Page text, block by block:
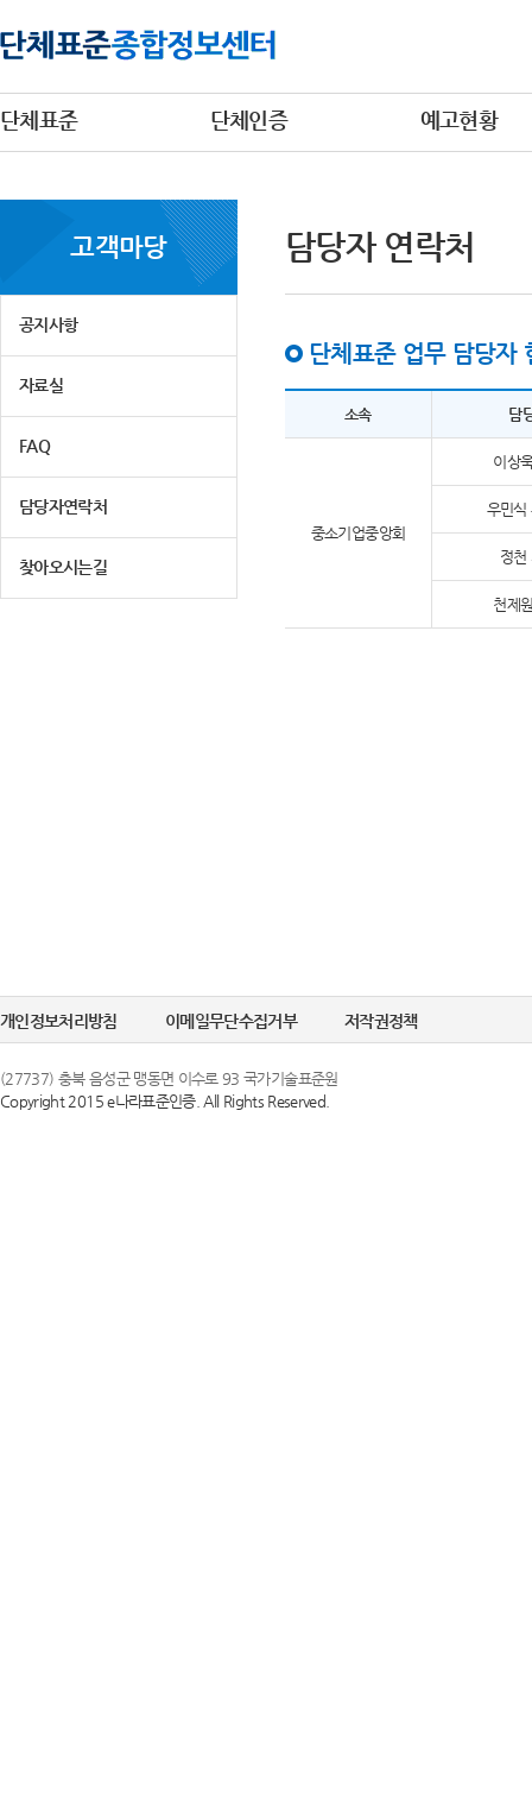
단체표준 단체인증 예고현황
고객마당
공지사항
자료실
FAQ
담당자연락처
찾아오시는길
담당자 연락처
단체표준 업무 담당자
소속 담
중소기업중앙회
이상
우민식
정천
천제
개인정보처리방침 이메일무단수집거부 저작권정책
(27737) 충북 음성군 맹동면 이수로 93 국가기술표준원
Copyright 2015 e나라표준인증. All Rights Reserved.